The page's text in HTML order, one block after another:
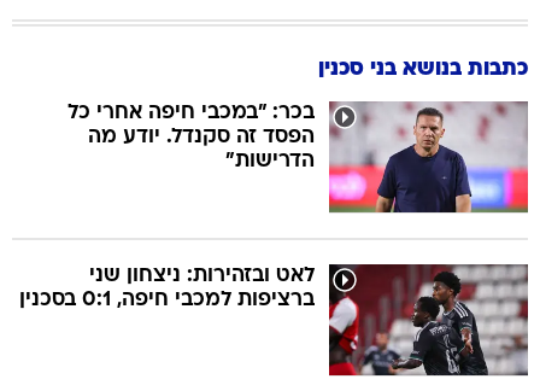
כתבות בנושא בני סכנין
בכר: "במכבי חיפה אחרי כל
הפסד זה סקנדל. יודע מה
הדרישות"
לאט ובזהירות: ניצחון שני
ברציפות למכבי חיפה, 0:1 בסכנין